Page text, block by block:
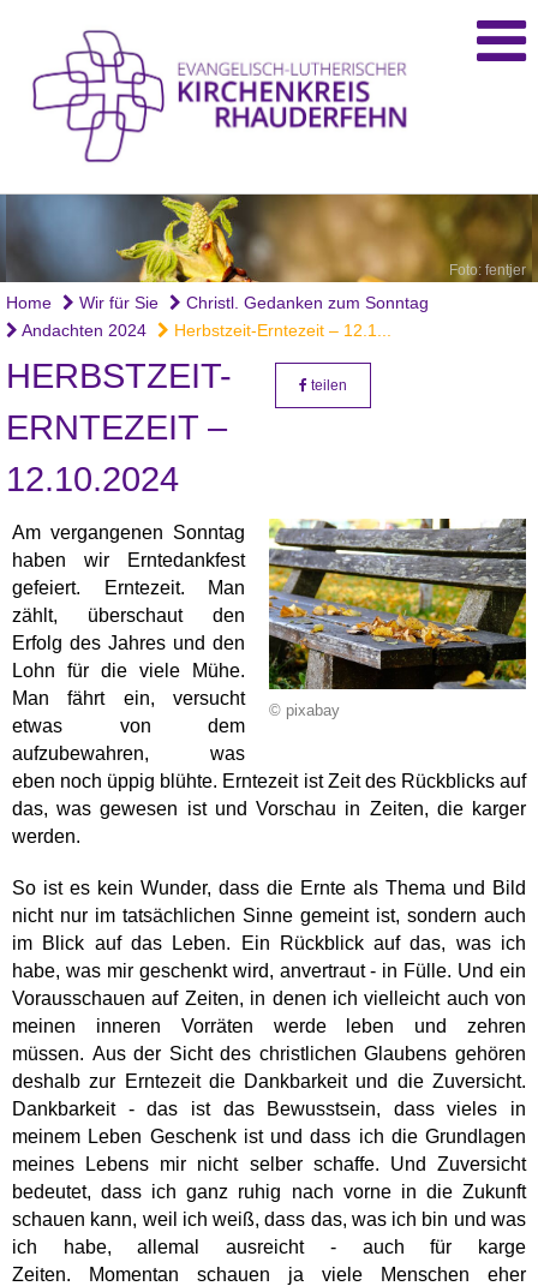
Foto: fentjer
Home Wir für Sie
Christl. Gedanken zum Sonntag
Andachten 2024
Herbstzeit-Erntezeit – 12.1...
HERBSTZEIT-
ERNTEZEIT –
12.10.2024
teilen
© pixabay
Am vergangenen Sonntag
haben wir Erntedankfest
gefeiert.
Erntezeit. Man
zählt, überschaut den
Erfolg des Jahres und den
Lohn für die viele Mühe.
Man fährt ein, versucht
etwas von dem
aufzubewahren, was
eben noch üppig blühte. Erntezeit ist Zeit des Rückblicks auf
das, was gewesen ist und Vorschau in Zeiten, die karger
werden.
So ist es kein Wunder, dass die Ernte als Thema und Bild
nicht nur im tatsächlichen Sinne gemeint ist, sondern auch
im Blick auf das Leben. Ein
Rückblick auf das, was ich
habe, was mir geschenkt wird, anvertraut - in Fülle. Und ein
Vorausschauen auf Zeiten, in denen ich vielleicht auch von
meinen inneren Vorräten werde leben und zehren
müssen. Aus der Sicht des christlichen Glaubens gehören
deshalb zur Erntezeit die Dankbarkeit und die Zuversicht.
Dankbarkeit - das ist das Bewusstsein, dassvieles in
meinem Leben Geschenk ist und dass ich die Grundlagen
meines
Lebens mir nicht selber schaffe. Und Zuversicht
bedeutet, dass ich ganz ruhig nach vorne in die Zukunft
schauen kann, weil ich weiß, dass das, was ich bin und was
ich habe, allemal ausreicht - auch für karge
Zeiten.
Momentan schauen ja viele Menschen eher